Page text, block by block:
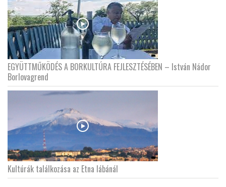
EGYÜTTMŰKÖDÉS A BORKULTÚRA FEJLESZTÉSÉBEN – István Nádor
Borlovagrend
Kultúrák találkozása az Etna lábánál